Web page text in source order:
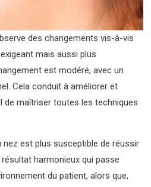
des changements vis-à-vis
mais aussi plus
est modéré, avec un
Cela conduit à améliorer et
de maîtriser toutes les techniques
nez est plus susceptible de réussir
harmonieux qui passe
du patient, alors que,